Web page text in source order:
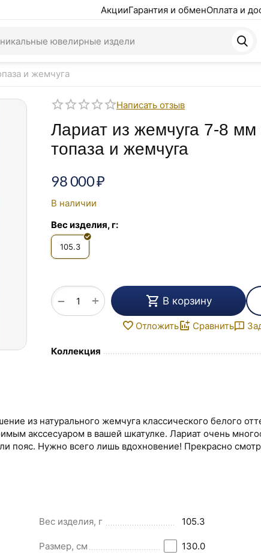
АкцииГарантия и обменОплата и
и жемчуга
Написать отзыв
Лариат из жемчуга 7-8 мм
топаза и жемчуга
98 000₽
В наличии
Вес изделия, г:
105.3
+
− В корзину
Отложить Сравнить
Коллекция
из натурального жемчуга классического белого
акссесуаром в вашей шкатулке. Лариат очень
пояс. Нужно всего лишь вдохновение! Прекрасно
Вес изделия, г 105.3
Размер, см 130.0